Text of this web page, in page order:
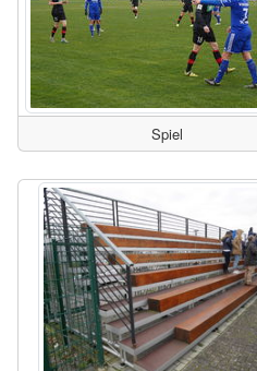
Spiel